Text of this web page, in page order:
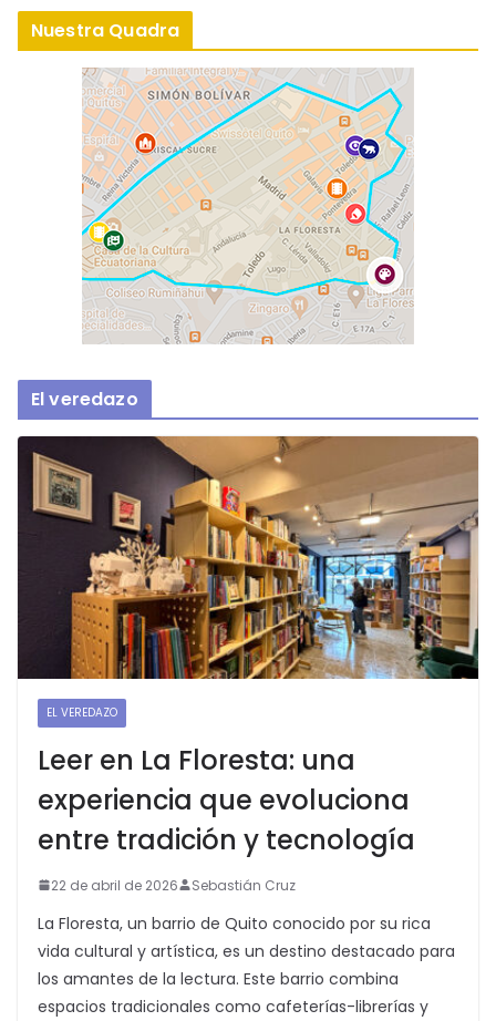
Nuestra Quadra
El veredazo
EL VEREDAZO
Leer en La Floresta: una
experiencia que evoluciona
entre tradición y tecnología
22 de abril de 2026 Sebastián Cruz
La Floresta, un barrio de Quito conocido por su rica
vida cultural y artística, es un destino destacado para
los amantes de la lectura. Este barrio combina
espacios tradicionales como cafeterías-librerías y